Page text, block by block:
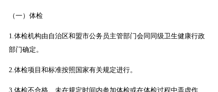
（一）体检
1.体检机构由自治区和盟市公务员主管部门会同同级卫生健康行政
部门确定。
2.体检项目和标准按照国家有关规定进行。
3.体检不合格、未在规定时间内参加体检或在体检过程中弄虚作